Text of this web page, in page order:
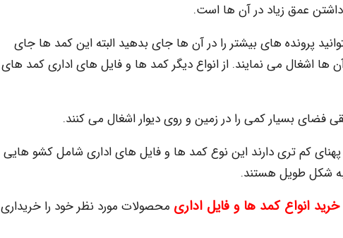
عمق زیاد در آن ها است.
پرونده های بیشتر را در آن ها جای بدهید البته این کمد ها جای
اشغال می نمایند. از انواع دیگر کمد ها و فایل های اداری کمد های
بسیار کمی را در زمین و روی دیوار اشغال می کنند.
پهنای کم تری دارند این نوع کمد ها و فایل های اداری شامل کشو هایی
شکل طویل هستند.
خرید انواع کمد ها و فایل اداری محصولات مورد نظر خود را خریداری